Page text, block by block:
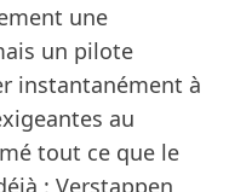
une
un pilote
instantanément à
au
tout ce que le